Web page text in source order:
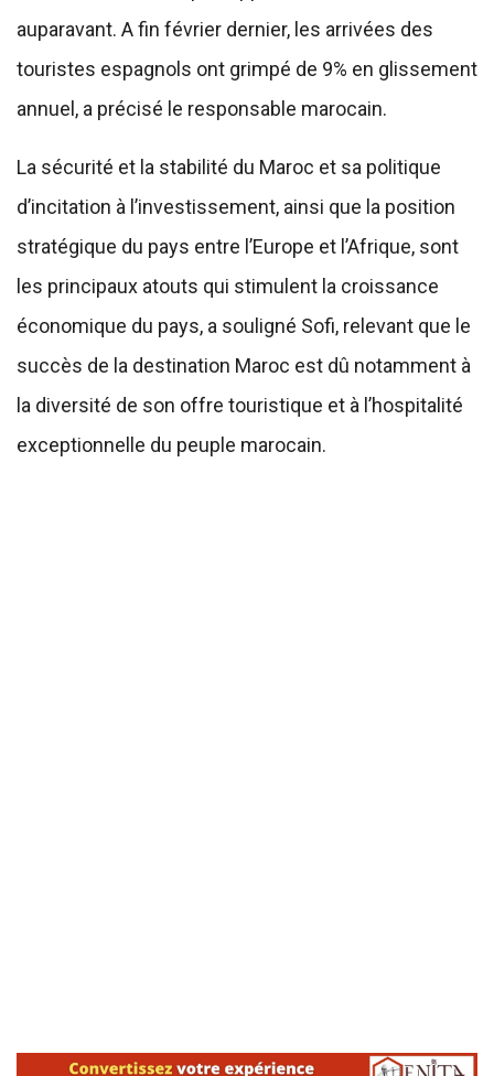
auparavant. A fin février dernier, les arrivées des
touristes espagnols ont grimpé de 9% en glissement
annuel, a précisé le responsable marocain.
La sécurité et la stabilité du Maroc et sa politique
d’incitation à l’investissement, ainsi que la position
stratégique du pays entre l’Europe et l’Afrique, sont
les principaux atouts qui stimulent la croissance
économique du pays, a souligné Sofi, relevant que le
succès de la destination Maroc est dû notamment à
la diversité de son offre touristique et à l’hospitalité
exceptionnelle du peuple marocain.